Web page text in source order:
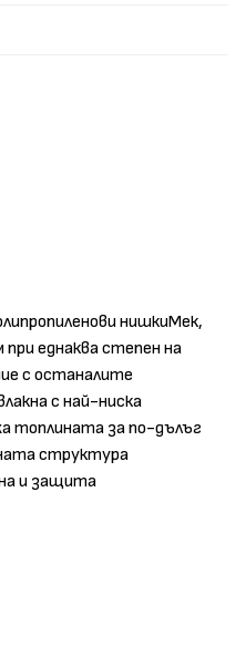
нишкиМек,
еднаква степен на
с останалите
с най-ниска
топлината за по-дълъг
структура
и защита